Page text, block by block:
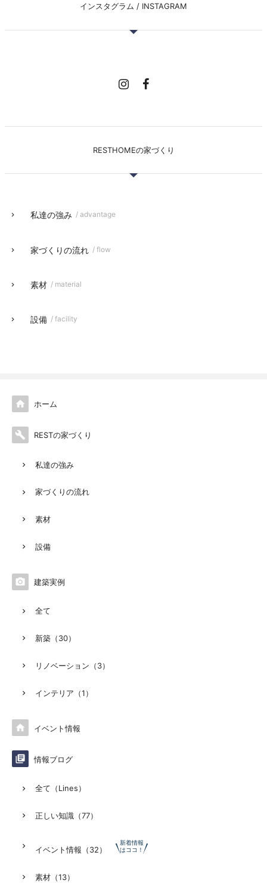
インスタグラム / INSTAGRAM
RESTHOMEの家づくり
私達の強み / advantage
家づくりの流れ / flow
素材 / material
設備 / facility
 ホーム
 RESTの家づくり
私達の強み
家づくりの流れ
素材
設備
 建築実例
全て
新築（30）
リノベーション（3）
インテリア（1）
 イベント情報
 情報ブログ
全て（Lines）
正しい知識（77）
イベント情報（32）
新着情報
はココ！
素材（13）